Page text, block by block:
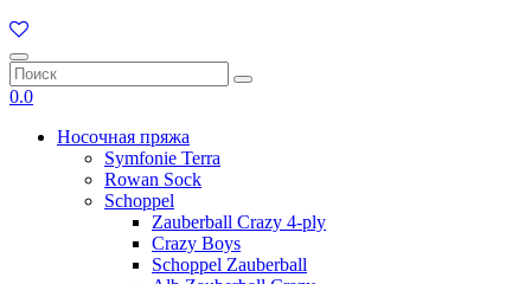
0.0
Носочная пряжа
Symfonie Terra
Rowan Sock
Schoppel
Zauberball Crazy 4-ply
Crazy Boys
Schoppel Zauberball